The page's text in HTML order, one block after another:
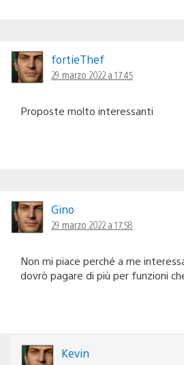
fortieThef
29 marzo 2022 a 17:45
Proposte molto interessanti
Gino
29 marzo 2022 a 17:58
Non mi piace perché a me
dovrò pagare di più per funzioni
Kevin